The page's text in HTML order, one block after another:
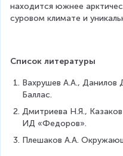
находится южнее
суровом климате и
Список литературы
Вахрушев А.А.,
Баллас.
Дмитриева Н.Я.,
ИД «Федоров».
Плешаков А.А.